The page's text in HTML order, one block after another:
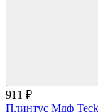
911 ₽
Плинтус Мдф